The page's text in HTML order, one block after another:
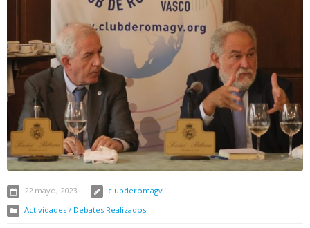
22 mayo, 2023
clubderomagv
Actividades / Debates Realizados